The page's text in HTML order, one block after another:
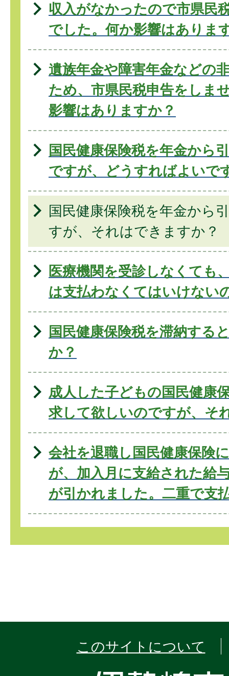
収入がなかったので市県民
でした。何か影響はありま
遺族年金や障害年金などの
ため、市県民税申告をしま
影響はありますか？
国民健康保険税を年金から
ですが、どうすればよいで
国民健康保険税を年金から
すが、それはできますか？
医療機関を受診しなくても
は支払わなくてはいけない
国民健康保険税を滞納する
か？
成人した子どもの国民健康
求して欲しいのですが、そ
会社を退職し国民健康保険
が、加入月に支給された給
が引かれました。二重で支
このサイトについて